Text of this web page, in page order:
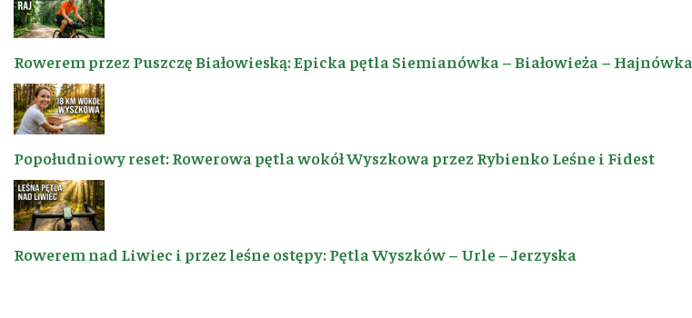
Rowerem przez Puszczę Białowieską: Epicka pętla Siemianówka – Białowieża – Hajnówka
Popołudniowy reset: Rowerowa pętla wokół Wyszkowa przez Rybienko Leśne i Fidest
Rowerem nad Liwiec i przez leśne ostępy: Pętla Wyszków – Urle – Jerzyska